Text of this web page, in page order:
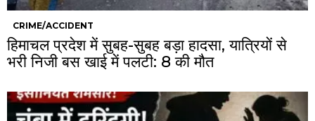
CRIME/ACCIDENT
हिमाचल प्रदेश में सुबह-सुबह बड़ा हादसा, यात्रियों से
भरी निजी बस खाई में पलटी: 8 की मौत